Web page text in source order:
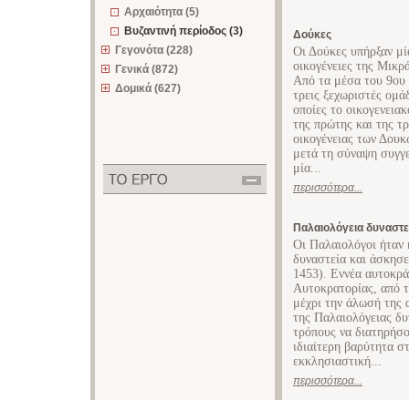
Αρχαιότητα (5)
Βυζαντινή περίοδος (3)
Γεγονότα (228)
Γενικά (872)
Δομικά (627)
Δούκες
Οι Δούκες υπήρξαν
οικογένειες της
Από τα μέσα του 9ου
τρεις ξεχωριστές
οποίες το
της πρώτης και της
οικογένειας των
μετά τη σύναψη
μία...
περισσότερα...
Παλαιολόγεια
Οι Παλαιολόγοι ήταν
δυναστεία και
1453). Εννέα
Αυτοκρατορίας, από
μέχρι την άλωσή
της Παλαιολόγειας
τρόπους να
ιδιαίτερη βαρύτητα
εκκλησιαστική...
περισσότερα...